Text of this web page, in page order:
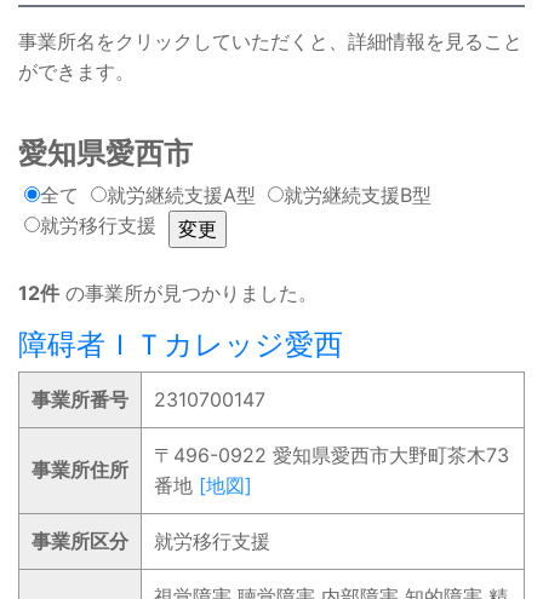
事業所名をクリックしていただくと、詳細情報を見ること
ができます。
愛知県愛西市
全て 就労継続支援A型
就労継続支援B型
就労移行支援
12件 の事業所が見つかりました。
障碍者ＩＴカレッジ愛西
事業所番号 2310700147
事業所住所
〒496-0922 愛知県愛西市大野町茶木73
番地 [地図]
事業所区分 就労移行支援